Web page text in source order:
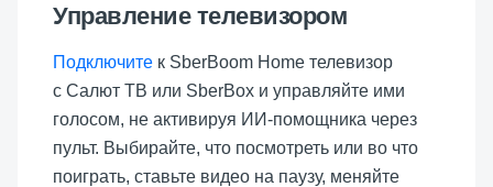
Управление телевизором
Подключите к SberBoom Home телевизор
с Салют ТВ или SberBox и управляйте ими
голосом, не активируя ИИ-помощника через
пульт. Выбирайте, что посмотреть или во что
поиграть, ставьте видео на паузу, меняйте